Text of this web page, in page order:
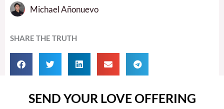
Michael Añonuevo
SHARE THE TRUTH
SEND YOUR LOVE OFFERING